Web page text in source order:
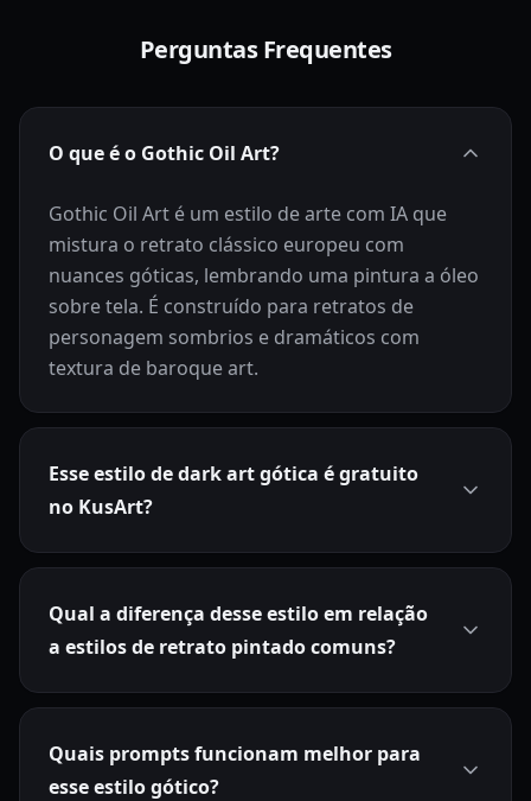
Perguntas Frequentes
O que é o Gothic Oil Art?
Gothic Oil Art é um estilo de arte com IA que
mistura o retrato clássico europeu com
nuances góticas, lembrando uma pintura a óleo
sobre tela. É construído para retratos de
personagem sombrios e dramáticos com
textura de baroque art.
Esse estilo de dark art gótica é gratuito
no KusArt?
Qual a diferença desse estilo em relação
a estilos de retrato pintado comuns?
Quais prompts funcionam melhor para
esse estilo gótico?